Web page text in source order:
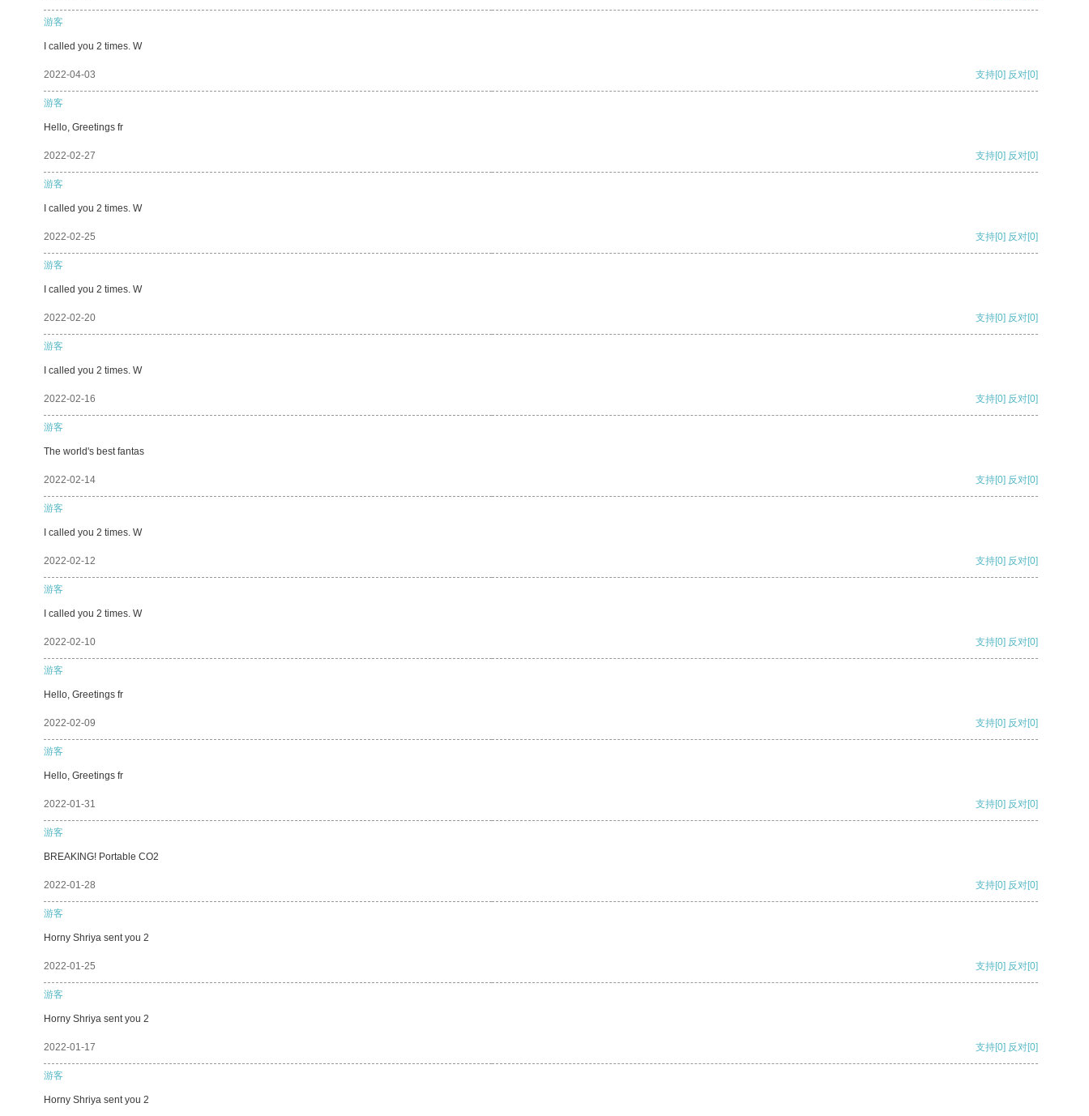
游客
I called you 2 times. W
2022-04-03 支持[0] 反对[0]
游客
Hello, Greetings fr
2022-02-27 支持[0] 反对[0]
游客
I called you 2 times. W
2022-02-25 支持[0] 反对[0]
游客
I called you 2 times. W
2022-02-20 支持[0] 反对[0]
游客
I called you 2 times. W
2022-02-16 支持[0] 反对[0]
游客
The world's best fantas
2022-02-14 支持[0] 反对[0]
游客
I called you 2 times. W
2022-02-12 支持[0] 反对[0]
游客
I called you 2 times. W
2022-02-10 支持[0] 反对[0]
游客
Hello, Greetings fr
2022-02-09 支持[0] 反对[0]
游客
Hello, Greetings fr
2022-01-31 支持[0] 反对[0]
游客
BREAKING! Portable CO2
2022-01-28 支持[0] 反对[0]
游客
Horny Shriya sent you 2
2022-01-25 支持[0] 反对[0]
游客
Horny Shriya sent you 2
2022-01-17 支持[0] 反对[0]
游客
Horny Shriya sent you 2